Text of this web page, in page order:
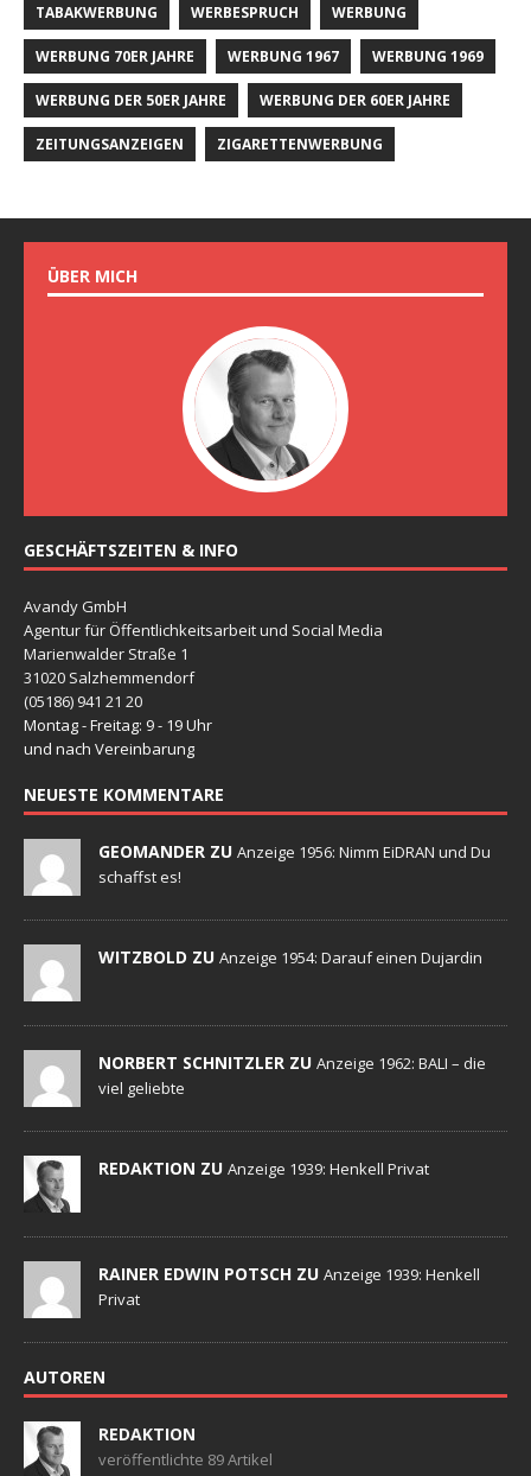
TABAKWERBUNG WERBESPRUCH WERBUNG
WERBUNG 70ER JAHRE WERBUNG 1967 WERBUNG 1969
WERBUNG DER 50ER JAHRE WERBUNG DER 60ER JAHRE
ZEITUNGSANZEIGEN ZIGARETTENWERBUNG
ÜBER MICH
GESCHÄFTSZEITEN & INFO
Avandy GmbH
Agentur für Öffentlichkeitsarbeit und Social Media
Marienwalder Straße 1
31020 Salzhemmendorf
(05186) 941 21 20
Montag - Freitag: 9 - 19 Uhr
und nach Vereinbarung
NEUESTE KOMMENTARE
GEOMANDER ZU Anzeige 1956: Nimm EiDRAN und Du
schaffst es!
WITZBOLD ZU Anzeige 1954: Darauf einen Dujardin
NORBERT SCHNITZLER ZU Anzeige 1962: BALI – die
viel geliebte
REDAKTION ZU Anzeige 1939: Henkell Privat
RAINER EDWIN POTSCH ZU Anzeige 1939: Henkell
Privat
AUTOREN
REDAKTION
veröffentlichte 89 Artikel